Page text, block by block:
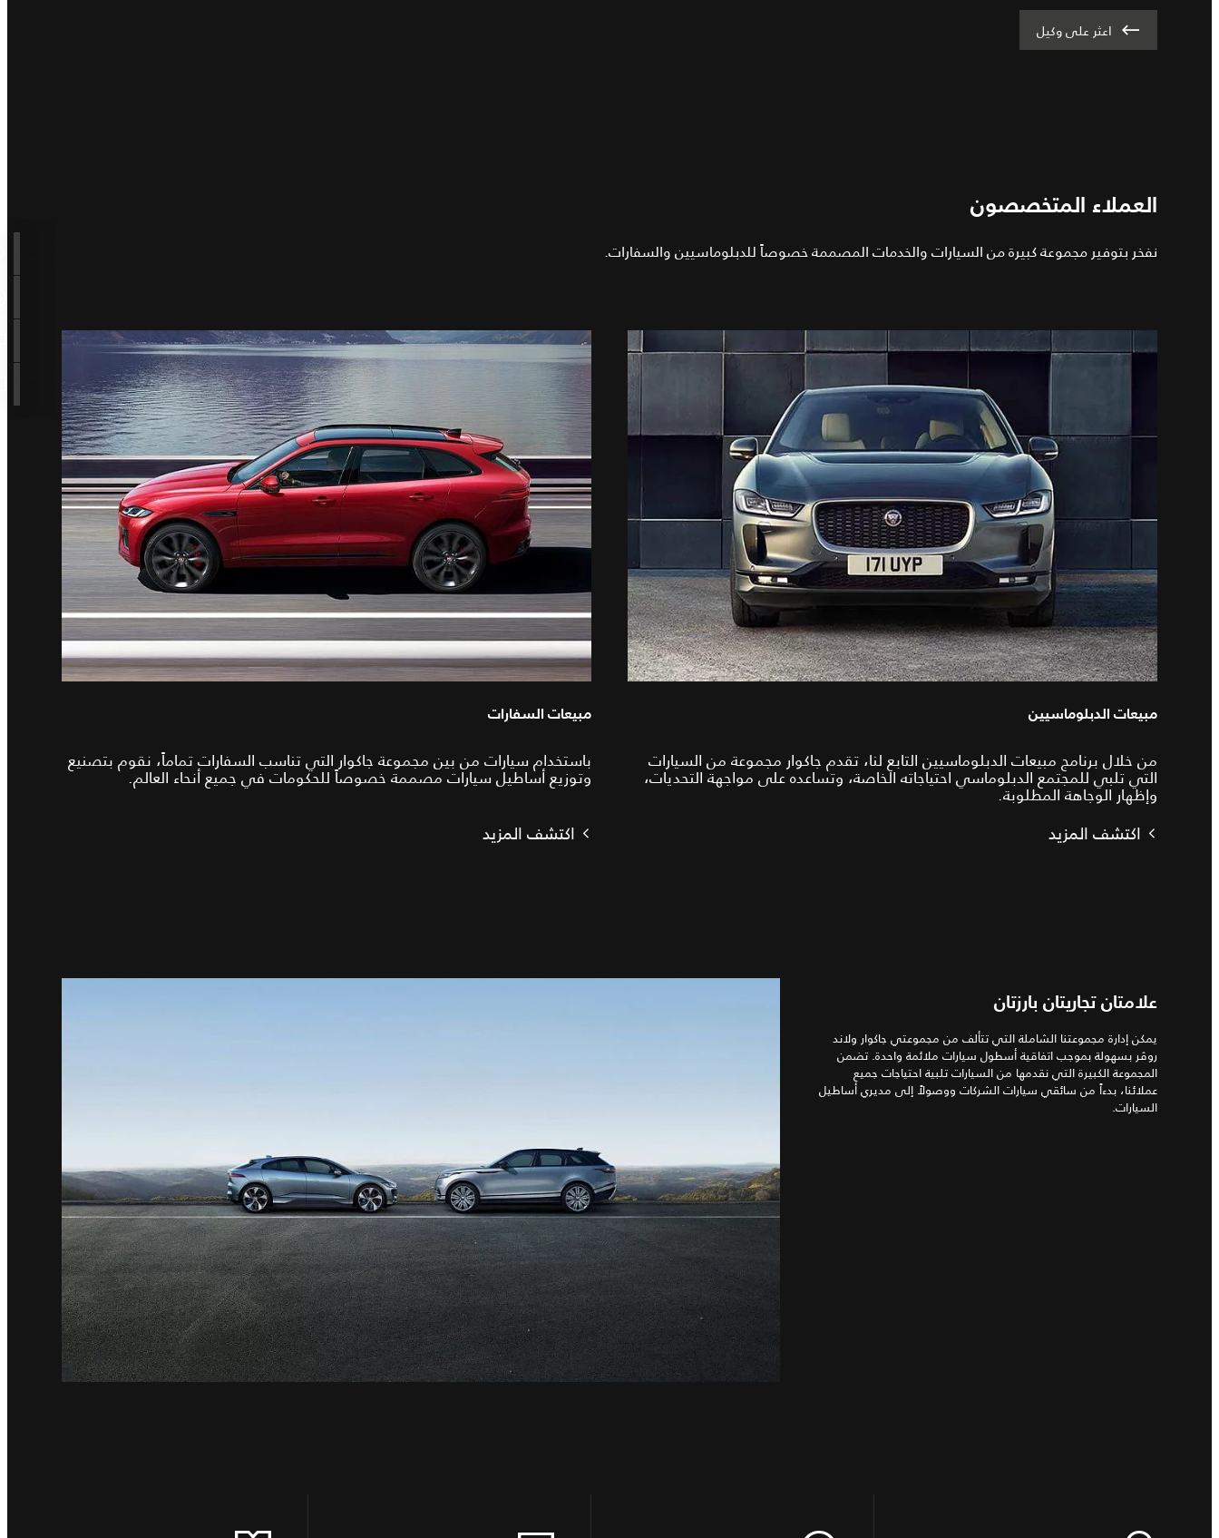
اعثر على وكيل
العملاء المتخصصون
نفخر بتوفير مجموعة كبيرة من السيارات والخدمات المصممة خصوصاً للدبلوماسيين والسفارات.
مبيعات الدبلوماسيين
من خلال برنامج مبيعات الدبلوماسيين التابع لنا، تقدم جاكوار مجموعة من السيارات
التي تلبي للمجتمع الدبلوماسي احتياجاته الخاصة، وتساعده على مواجهة التحديات،
وإظهار الوجاهة المطلوبة.
اكتشف المزيد
مبيعات السفارات
باستخدام سيارات من بين مجموعة جاكوار التي تناسب السفارات تماماً، نقوم بتصنيع
وتوزيع أساطيل سيارات مصممة خصوصاً للحكومات في جميع أنحاء العالم.
اكتشف المزيد
علامتان تجاريتان بارزتان
يمكن إدارة مجموعتنا الشاملة التي تتألف من مجموعتي جاكوار ولاند
روڤر بسهولة بموجب اتفاقية أسطول سيارات ملائمة واحدة. تضمن
المجموعة الكبيرة التي نقدمها من السيارات تلبية احتياجات جميع
عملائنا، بدءاً من سائقي سيارات الشركات ووصولاً إلى مديري أساطيل
السيارات.